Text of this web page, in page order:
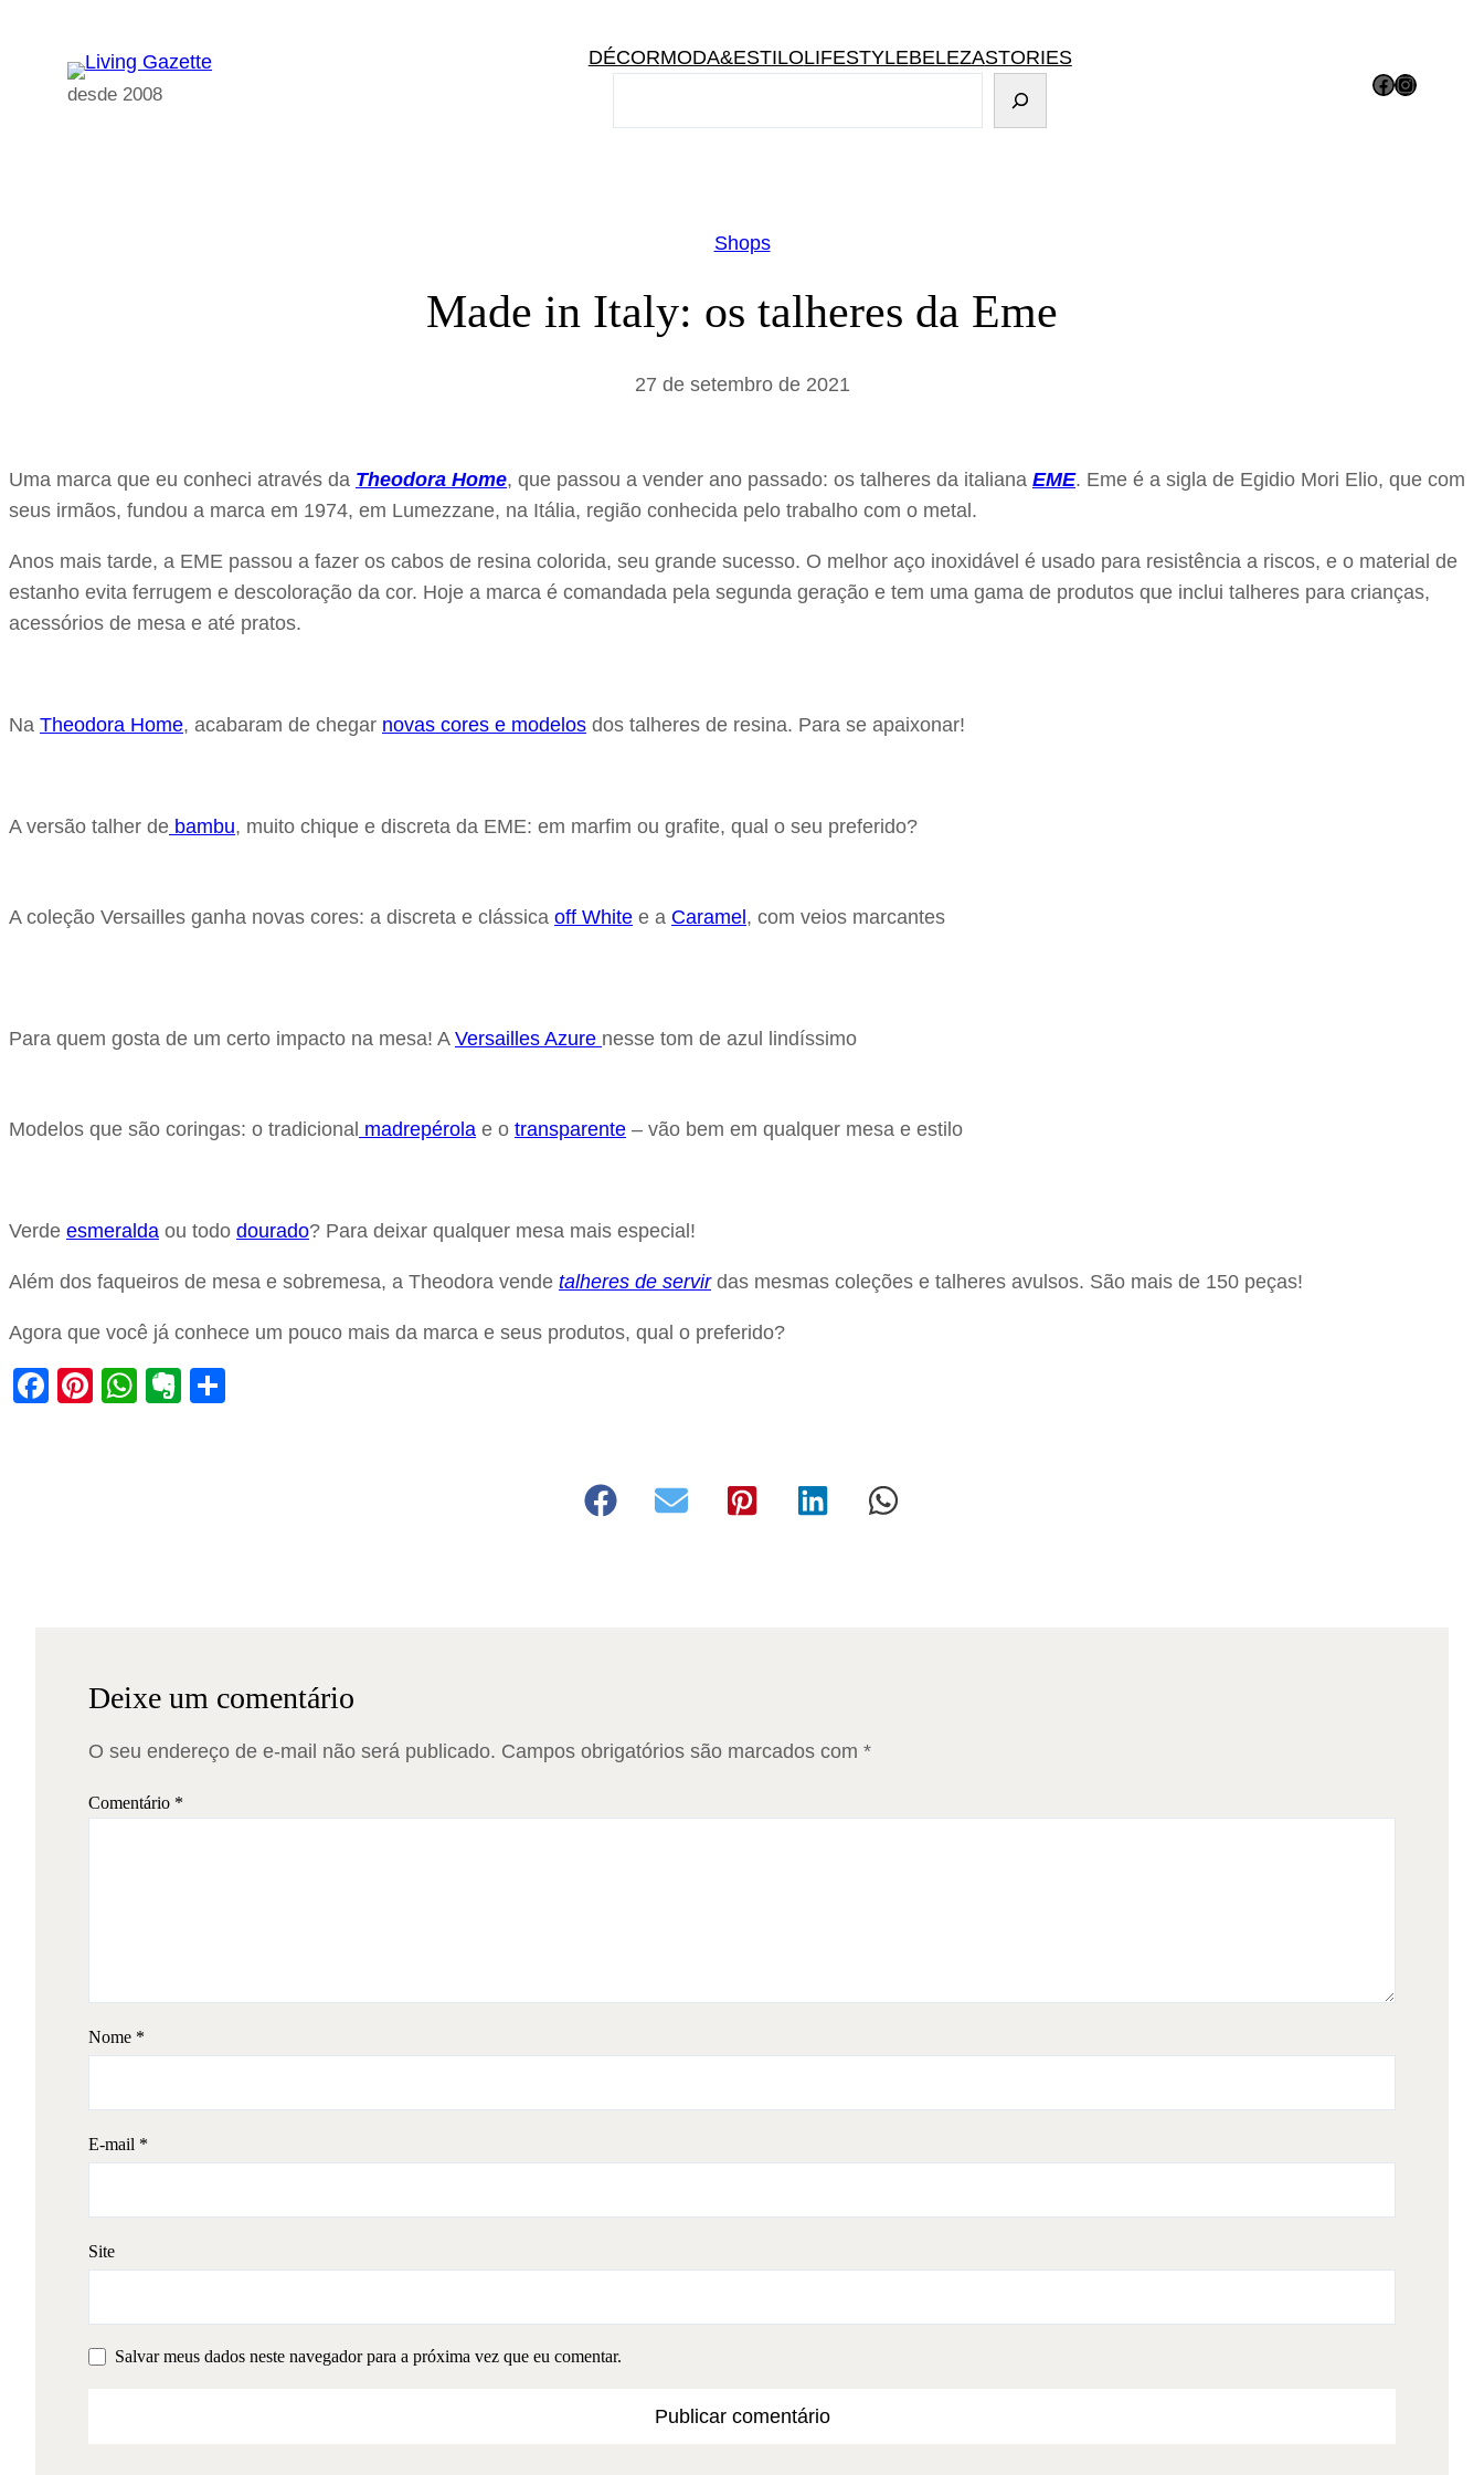
desde 2008
DÉCORMODA&ESTILOLIFESTYLEBELEZASTORIES
r
Facebook Instagram
Shops
Made in Italy: os talheres da Eme
27 de setembro de 2021
Uma marca que eu conheci através da Theodora Home, que passou a vender ano passado: os talheres da italiana EME. Eme é a sigla de Egidio Mori Elio, que com
seus irmãos, fundou a marca em 1974, em Lumezzane, na Itália, região conhecida pelo trabalho com o metal.
Anos mais tarde, a EME passou a fazer os cabos de resina colorida, seu grande sucesso. O melhor aço inoxidável é usado para resistência a riscos, e o material de
estanho evita ferrugem e descoloração da cor. Hoje a marca é comandada pela segunda geração e tem uma gama de produtos que inclui talheres para crianças,
acessórios de mesa e até pratos.
Na Theodora Home, acabaram de chegar novas cores e modelos dos talheres de resina. Para se apaixonar!
A versão talher de bambu, muito chique e discreta da EME: em marfim ou grafite, qual o seu preferido?
A coleção Versailles ganha novas cores: a discreta e clássica off White e a Caramel , com veios marcantes
Para quem gosta de um certo impacto na mesa! A Versailles Azure nesse tom de azul lindíssimo
Modelos que são coringas: o tradicional madrepérola e o transparente – vão bem em qualquer mesa e estilo
Verde esmeralda ou todo dourado? Para deixar qualquer mesa mais especial!
Além dos faqueiros de mesa e sobremesa, a Theodora vende talheres de servirdas mesmas coleções e talheres avulsos. São mais de 150 peças!
Agora que você já conhece um pouco mais da marca e seus produtos, qual o preferido?
Facebook
Pinterest
WhatsApp
Evernote
Deixe um comentário
O seu endereço de e-mail não será publicado. Campos obrigatórios são marcados com *
Comentário *
Nome *
E-mail *
Site
Salvar meus dados neste navegador para a próxima vez que eu comentar.